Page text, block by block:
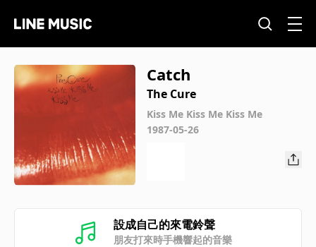
Catch
The Cure
Kiss Me Kiss Me Kiss Me
1987-05-26
設成自己的來電鈴聲
朋友打來時手機響起的音樂